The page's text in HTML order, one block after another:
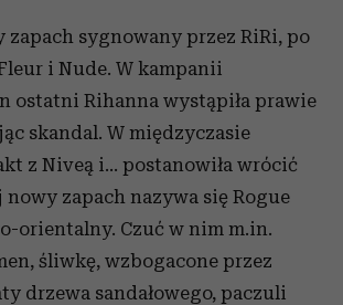
zapach sygnowany przez RiRi, po
i Nude. W kampanii
ostatni Rihanna wystąpiła prawie
skandal. W międzyczasie
z Niveą i... postanowiła wrócić
nowy zapach nazywa się Rogue
orientalny. Czuć w nim m.in.
śliwkę, wzbogacone przez
drzewa sandałowego, paczuli